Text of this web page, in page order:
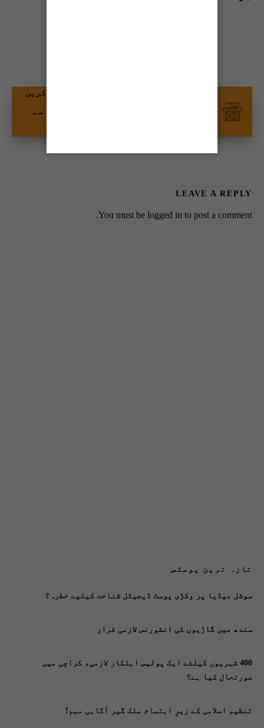
گوگل نیوز پر ٹائمز آف کراچی کو فالو کریں
اور اپنی پسندیدہ مواد کو زیادہ تیزی سے
LEAVE A REPLY
You must be logged in to post a comment.
تازہ ترین پوسٹس
سوشل میڈیا پر وکڑی پوسٹ ڈیجیٹل شناخت کیلیے خطرہ؟
سندھ میں گاڑیوں کی انشورنس لازمی قرار
400 شہریوں کیلئے ایک پولیس اہلکار لازمی، کراچی میں
صورتحال کیا ہے؟
تنظیم اسلامی کے زیرِ اہتمام ملک گیر آگاہی مہم!